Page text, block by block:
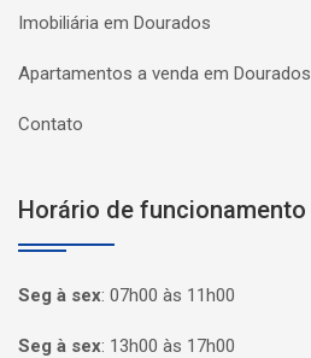
Imobiliária em Dourados
Apartamentos a venda em Dourados
Contato
Horário de funcionamento
Seg à sex: 07h00 às 11h00
Seg à sex: 13h00 às 17h00